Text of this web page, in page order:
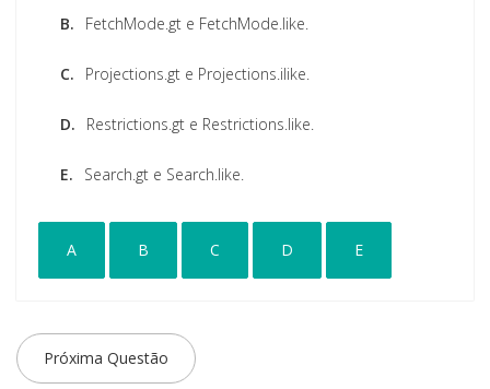
B. FetchMode.gt e FetchMode.like.
C. Projections.gt e Projections.ilike.
D. Restrictions.gt e Restrictions.like.
E. Search.gt e Search.like.
A B C D E
Próxima Questão